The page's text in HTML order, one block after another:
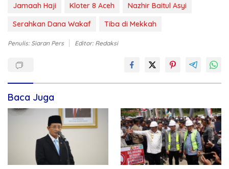
Jamaah Haji Kloter 8 Aceh
Nazhir Baitul Asyi
Serahkan Dana Wakaf
Tiba di Mekkah
Penulis: Siaran Pers Editor: Redaksi
Baca Juga